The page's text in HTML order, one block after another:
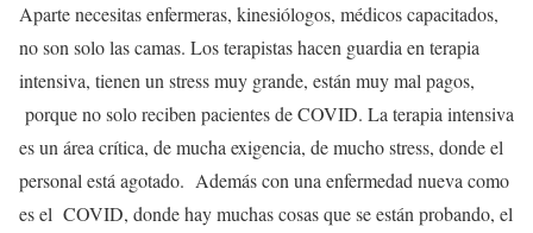
Aparte necesitas enfermeras, kinesiólogos, médicos capacitados,
no son solo las camas. Los terapistas hacen guardia en terapia
intensiva, tienen un stress muy grande, están muy mal pagos,
porque no solo reciben pacientes de COVID. La terapia intensiva
es un área crítica, de mucha exigencia, de mucho stress, donde el
personal está agotado. Además con una enfermedad nueva como
es el COVID, donde hay muchas cosas que se están probando, el